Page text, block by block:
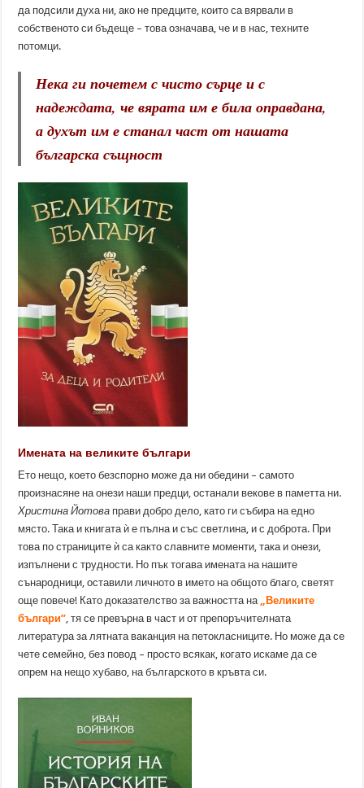
да подсили духа ни, ако не предците, които са вярвали в
собственото си бъдеще – това означава, че и в нас, техните
потомци.
Нека ги почетем с чисто сърце и с
надеждата, че вярата им е била оправдана,
а духът им е станал част от нашата
българска същност
Имената на великите българи
Ето нещо, което безспорно може да ни обедини – самото
произнасяне на онези наши предци, останали векове в паметта ни.
Христина Йотова прави добро дело, като ги събира на едно
място. Така и книгата ѝ е пълна и със светлина, и с доброта. При
това по страниците ѝ са както славните моменти, така и онези,
изпълнени с трудности. Но пък тогава имената на нашите
сънародници, оставили личното в името на общото благо, светят
още повече! Като доказателство за важността на „Великите
българи”, тя се превърна в част и от препоръчителната
литература за лятната ваканция на петокласниците. Но може да се
чете семейно, без повод – просто всякак, когато искаме да се
опрем на нещо хубаво, на българското в кръвта си.